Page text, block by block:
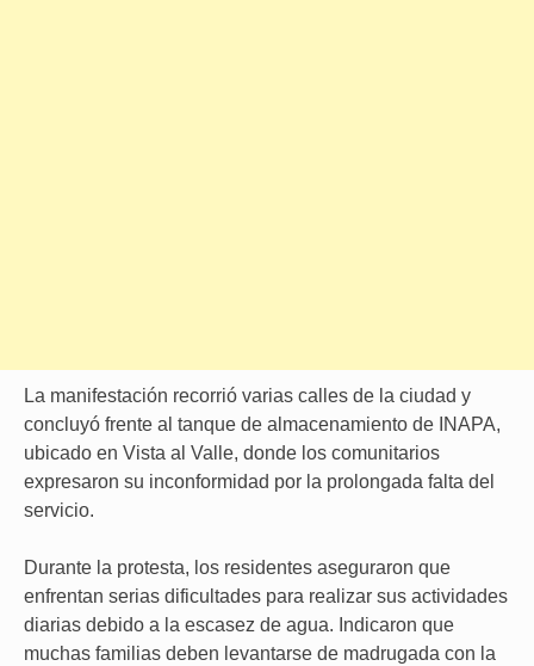
La manifestación recorrió varias calles de la ciudad y
concluyó frente al tanque de almacenamiento de INAPA,
ubicado en Vista al Valle, donde los comunitarios
expresaron su inconformidad por la prolongada falta del
servicio.
Durante la protesta, los residentes aseguraron que
enfrentan serias dificultades para realizar sus actividades
diarias debido a la escasez de agua. Indicaron que
muchas familias deben levantarse de madrugada con la